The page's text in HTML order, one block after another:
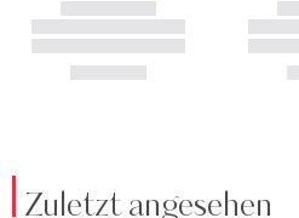
Zuletzt angesehen